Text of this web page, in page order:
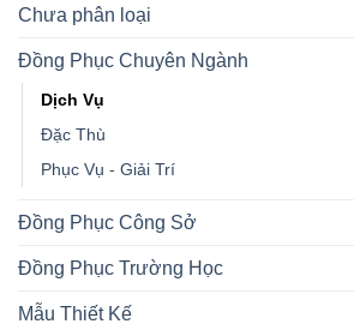
Chưa phân loại
Đồng Phục Chuyên Ngành
Dịch Vụ
Đặc Thù
Phục Vụ - Giải Trí
Đồng Phục Công Sở
Đồng Phục Trường Học
Mẫu Thiết Kế